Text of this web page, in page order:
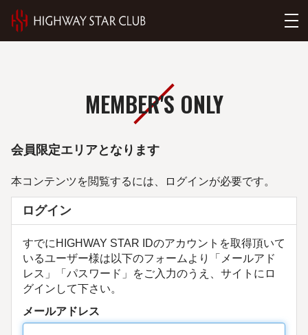
MEMBER'S ONLY
会員限定エリアとなります
本コンテンツを閲覧するには、ログインが必要です。
ログイン
すでにHIGHWAY STAR IDのアカウントを取得頂いて
いるユーザー様は以下のフォームより「メールアド
レス」「パスワード」をご入力のうえ、サイトにロ
グインして下さい。
メールアドレス